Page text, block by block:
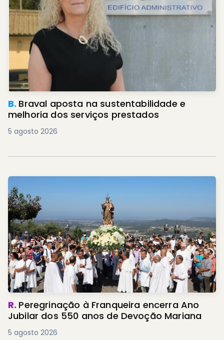
B. Braval aposta na sustentabilidade e
melhoria dos serviços prestados
5 agosto 2026
R. Peregrinação à Franqueira encerra Ano
Jubilar dos 550 anos de Devoção Mariana
5 agosto 2026